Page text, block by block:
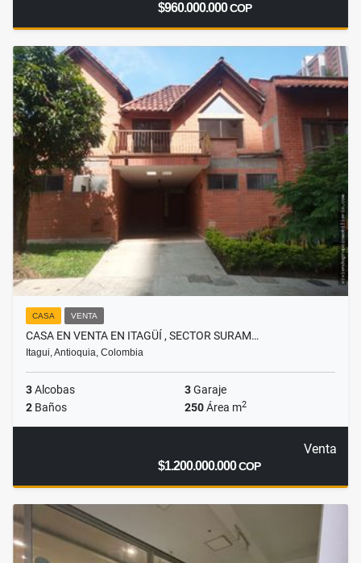
$960.000.000COP
CASA VENTA
CASA EN VENTA EN ITAGÜÍ , SECTOR SURAM…
Itagui, Antioquia, Colombia
3Alcobas 3Garaje
2 Baños 250Área m2
Venta
$1.200.000.000COP